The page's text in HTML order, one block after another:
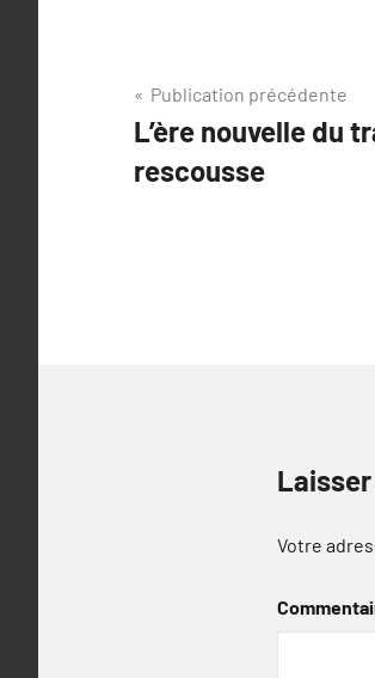
Navigation
de
l’article
Publication précédente
L’ère nouvelle du
rescousse
Votre